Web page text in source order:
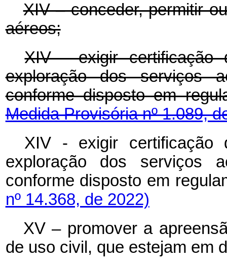
XIV – conceder, permitir
aéreos;
XIV - exigir certificação
exploração dos serviços
conforme disposto em
Medida Provisória nº 1.089,
XIV - exigir certificação
exploração dos serviços
conforme disposto em
nº 14.368, de 2022)
XV – promover a
de uso civil, que estejam em